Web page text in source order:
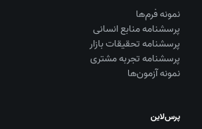
نمونه فرم‌ها
پرسشنامه منابع انسانی
پرسشنامه تحقیقات بازار
پرسشنامه تجربه مشتری
نمونه آزمون‌ها
پرس‌لاین